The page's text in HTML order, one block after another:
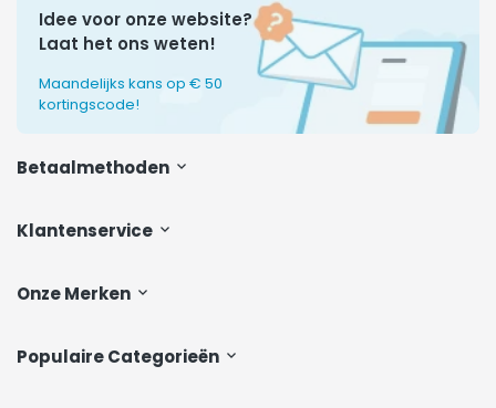
Klantenservice
Onze Merken
Populaire Categorieën
Idee voor onze website?
Laat het ons weten!
Maandelijks kans op € 50
kortingscode!
Betaalmethoden